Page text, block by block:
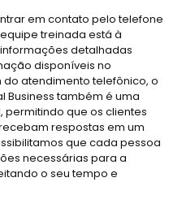
em contato pelo telefone
treinada está à
detalhadas
disponíveis no
do atendimento telefônico, o
Business também é uma
que os clientes
respostas em um
que cada pessoa
necessárias para a
o seu tempo e